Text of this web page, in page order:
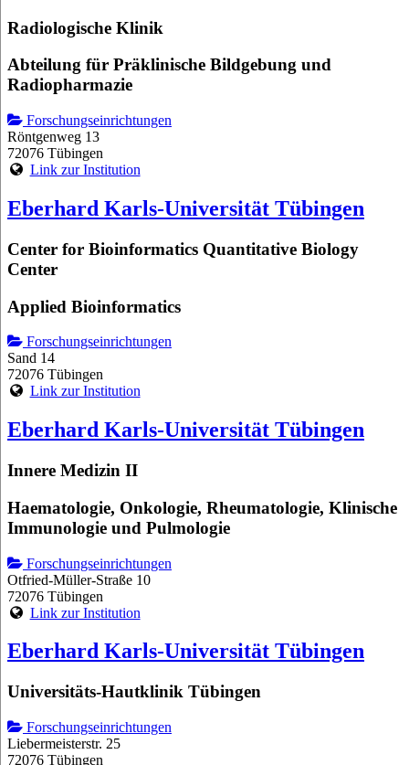
Radiologische Klinik
Abteilung für Präklinische Bildgebung und
Radiopharmazie
Forschungseinrichtungen
Röntgenweg 13
72076 Tübingen
Link zur Institution
Eberhard Karls-Universität Tübingen
Center for Bioinformatics Quantitative Biology
Center
Applied Bioinformatics
Forschungseinrichtungen
Sand 14
72076 Tübingen
Link zur Institution
Eberhard Karls-Universität Tübingen
Innere Medizin II
Haematologie, Onkologie, Rheumatologie, Klinische
Immunologie und Pulmologie
Forschungseinrichtungen
Otfried-Müller-Straße 10
72076 Tübingen
Link zur Institution
Eberhard Karls-Universität Tübingen
Universitäts-Hautklinik Tübingen
Forschungseinrichtungen
Liebermeisterstr. 25
72076 Tübingen